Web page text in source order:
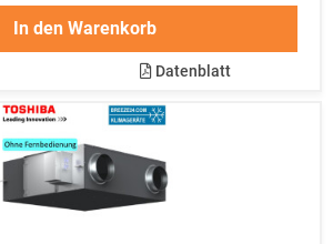
In den Warenkorb
Datenblatt